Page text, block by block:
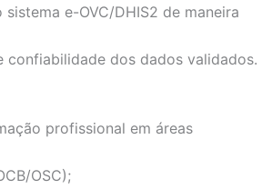
e-OVC/DHIS2 de maneira
confiabilidade dos dados validados.
profissional em áreas
OSC);